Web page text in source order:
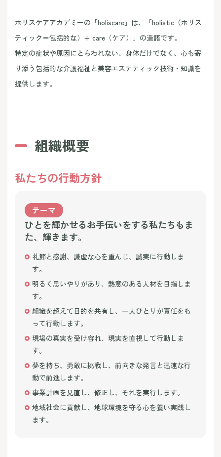
ホリスケアアカデミーの「holiscare」は、「holistic（ホリス
ティック＝包括的な）+ care（ケア）」の造語です。
特定の症状や原因にとらわれない、身体だけでなく、心も寄
り添う包括的な介護福祉と美容エステティック技術・知識を
提供します。
組織概要
私たちの行動方針
テーマ
ひとを輝かせるお手伝いをする私たちもま
た、輝きます。
礼節と感謝、謙虚な心を重んじ、誠実に行動しま
す。
明るく思いやりがあり、熱意のある人材を目指しま
す。
組織を超えて目的を共有し、一人ひとりが責任をも
って行動します。
現場の真実を受け容れ、現実を直視して行動しま
す。
夢を持ち、勇敢に挑戦し、前向きな発言と迅速な行
動で前進します。
事業計画を見直し、修正し、それを実行します。
地域社会に貢献し、地球環境を守る心を養い実践し
ます。